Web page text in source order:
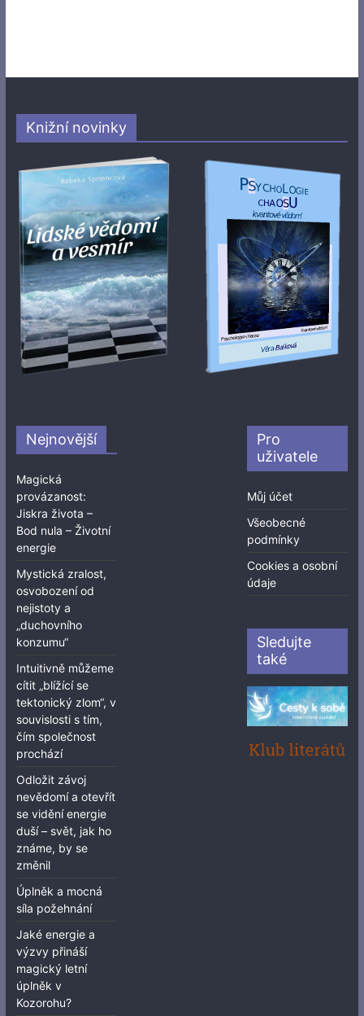
Knižní novinky
Nejnovější
Magická
provázanost:
Jiskra života –
Bod nula – Životní
energie
Mystická zralost,
osvobození od
nejistoty a
„duchovního
konzumu“
Intuitivně můžeme
cítit „blížící se
tektonický zlom“, v
souvislosti s tím,
čím společnost
prochází
Odložit závoj
nevědomí a otevřít
se vidění energie
duší – svět, jak ho
známe, by se
změnil
Úplněk a mocná
síla požehnání
Jaké energie a
výzvy přináší
magický letní
úplněk v
Kozorohu?
Pro
uživatele
Můj účet
Všeobecné
podmínky
Cookies a osobní
údaje
Sledujte
také